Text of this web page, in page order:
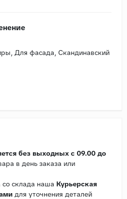
Для фасада, Скандинавский
без выходных с 09.00 до
в день заказа или
со склада наша Курьерская
для уточнения деталей